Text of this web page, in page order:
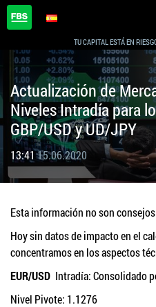
TU CAPITAL ESTÁ EN
Actualización de
Niveles Intradía para
GBP/USD y UD/JPY
13:4115.06.2020
Esta información no son
Hoy sin datos de impacto en el
concentramos en los aspectos
EUR/USD Intradía: Consolidado
Nivel Pivote: 1.1276